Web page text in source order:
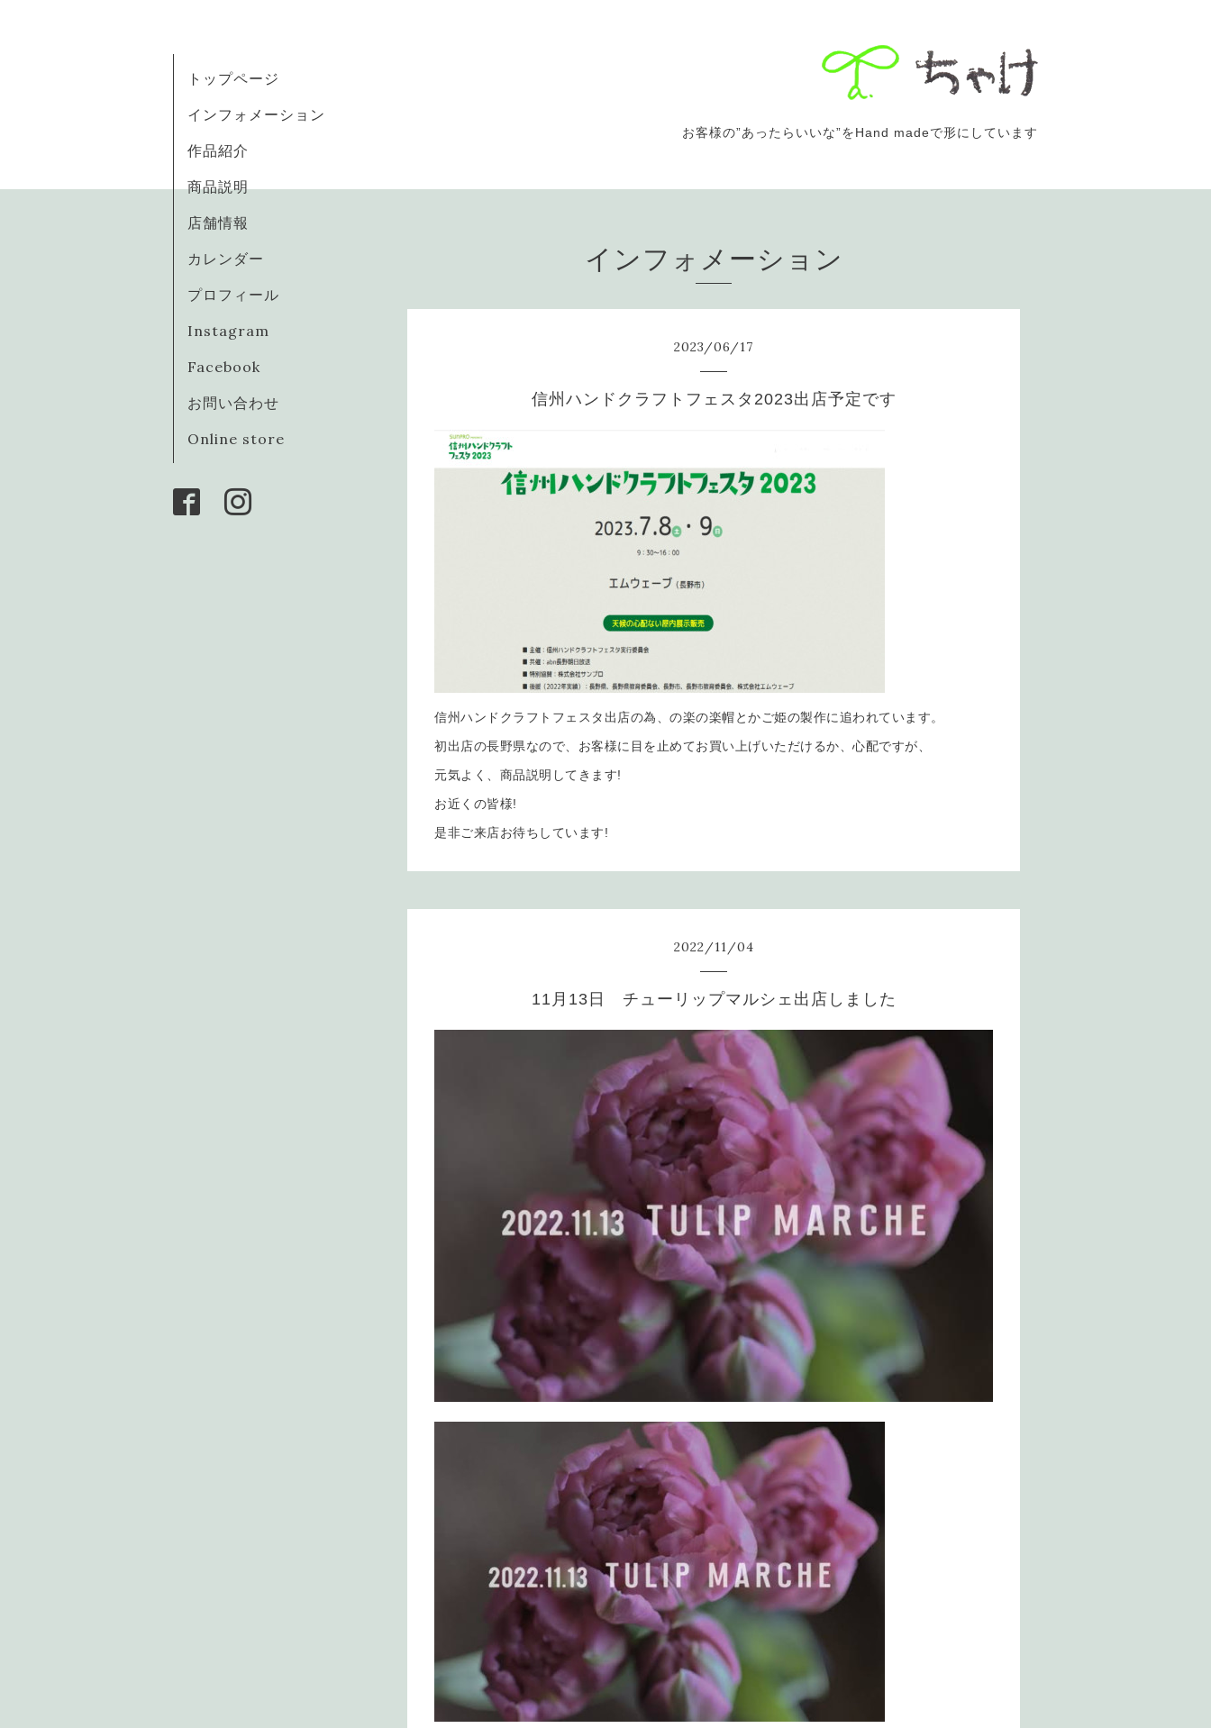
お客様の”あったらいいな”をHand madeで形にしています
トップページ
インフォメーション
作品紹介
商品説明
店舗情報
カレンダー
プロフィール
Instagram
Facebook
お問い合わせ
Online store
インフォメーション
2023/06/17
信州ハンドクラフトフェスタ2023出店予定です
信州ハンドクラフトフェスタ出店の為、の楽の楽帽とかご姫の製作に追われています。
初出店の長野県なので、お客様に目を止めてお買い上げいただけるか、心配ですが、
元気よく、商品説明してきます!
お近くの皆様!
是非ご来店お待ちしています!
2022/11/04
11月13日 チューリップマルシェ出店しました